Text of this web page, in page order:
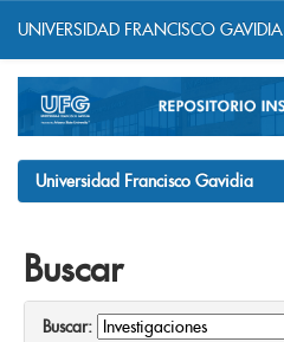
navigation
UNIVERSIDAD FRANCISCO GAVIDIA
Universidad Francisco Gavidia
Buscar
Buscar: